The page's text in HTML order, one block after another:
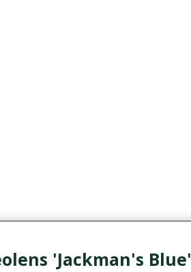
'Jackman's Blue'